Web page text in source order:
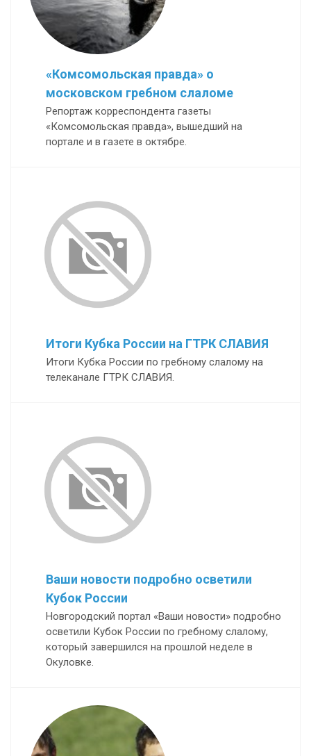
«Комсомольская правда» о
московском гребном слаломе
Репортаж корреспондента газеты
«Комсомольская правда», вышедший на
портале и в газете в октябре.
Итоги Кубка России на ГТРК СЛАВИЯ
Итоги Кубка России по гребному слалому на
телеканале ГТРК СЛАВИЯ.
Ваши новости подробно осветили
Кубок России
Новгородский портал «Ваши новости» подробно
осветили Кубок России по гребному слалому,
который завершился на прошлой неделе в
Окуловке.